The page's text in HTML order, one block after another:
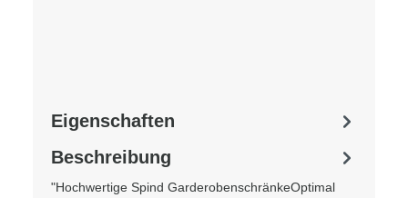
Beschreibung
"Hochwertige Spind GarderobenschränkeOptimal
Eigenschaften